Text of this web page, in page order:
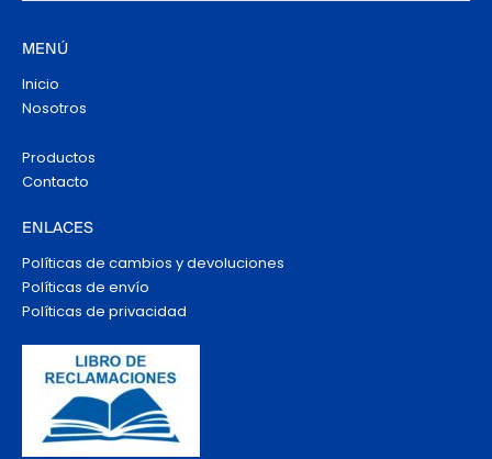
MENÚ
Inicio
Nosotros
Productos
Contacto
ENLACES
Políticas de cambios y devoluciones
Políticas de envío
Políticas de privacidad